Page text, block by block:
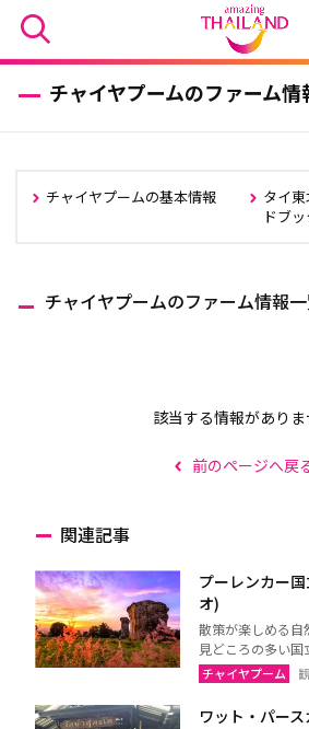
チャイヤプームのファーム情
チャイヤプームの基本情報
タイ
ドブ
チャイヤプームのファーム情報
該当する情報があり
前のページへ戻
関連記事
プーレンカー
オ)
散策が楽しめる自
見どころの多い国
チャイヤプーム
ワット・パー